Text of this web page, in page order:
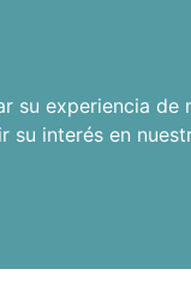
experiencia de
su interés en